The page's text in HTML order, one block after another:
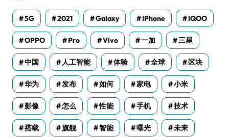
5G 2021 Galaxy IPhone IQOO
OPPO Pro Vivo 一加 三星
中国 人工智能 体验 全球 区块
华为 发布 如何 家电 小米
影像 怎么 性能 手机 技术
搭载 旗舰 智能 曝光 未来